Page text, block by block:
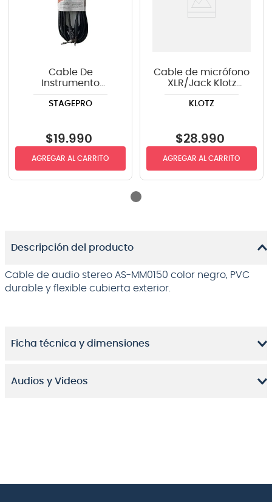
Cable De
Instrumento
recto-angulo 6mts
STAGEPRO
$19.990
AGREGAR AL CARRITO
Cable de micrófono
XLR/Jack Klotz
KLOTZ
$28.990
AGREGAR AL CARRITO
Descripción del producto
Cable de audio stereo AS-MM0150 color negro, PVC
durable y flexible cubierta exterior.
Ficha técnica y dimensiones
Audios y Videos